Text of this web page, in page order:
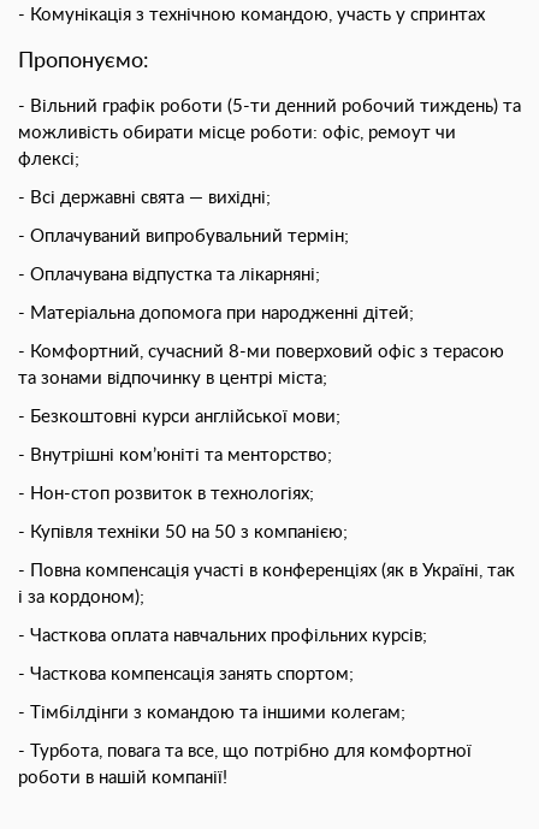
Комунікація з технічною командою, участь у спринтах
Пропонуємо:
Вільний графік роботи (5-ти денний робочий тиждень) та
можливість обирати місце роботи: офіс, ремоут чи
флексі;
Всі державні свята — вихідні;
Оплачуваний випробувальний термін;
Оплачувана відпустка та лікарняні;
Матеріальна допомога при народженні дітей;
Комфортний, сучасний 8-ми поверховий офіс з терасою
та зонами відпочинку в центрі міста;
Безкоштовнi курси англійської мови;
Внутрішні ком’юніті та менторство;
Нон-стоп розвиток в технологіях;
Купівля техніки 50 на 50 з компанією;
Повна компенсація участі в конференціях (як в Україні, так
і за кордоном);
Часткова оплата навчальних профільних курсів;
Часткова компенсація занять спортом;
Тімбілдінги з командою та іншими колегам;
Турбота, повага та все, що потрібно для комфортної
роботи в нашій компанії!